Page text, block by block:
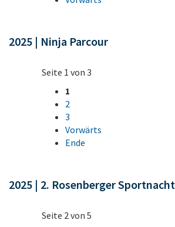
2025 | Ninja Parcour
Seite 1 von 3
1
2
3
Vorwärts
Ende
2025 | 2. Rosenberger Sportnacht
Seite 2 von 5